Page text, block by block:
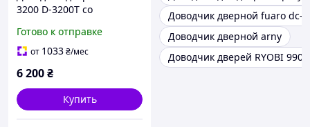
3200 D-3200Т со
фиксацией антрацит
Готово к отправке
от 1033₴/мес
6 200₴
Купить
Доводчик дверной fuaro dc-
Доводчик дверной arny
Доводчик дверей RYOBI 9903